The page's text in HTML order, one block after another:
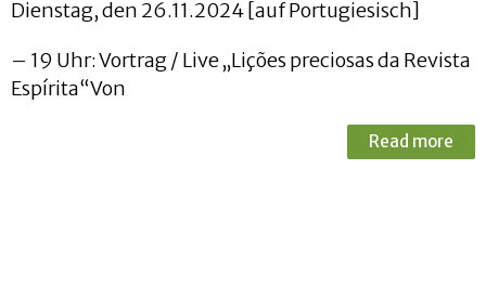
Dienstag, den 26.11.2024 [auf Portugiesisch]
– 19 Uhr: Vortrag / Live „Lições preciosas da Revista
Espírita“Von
Read more